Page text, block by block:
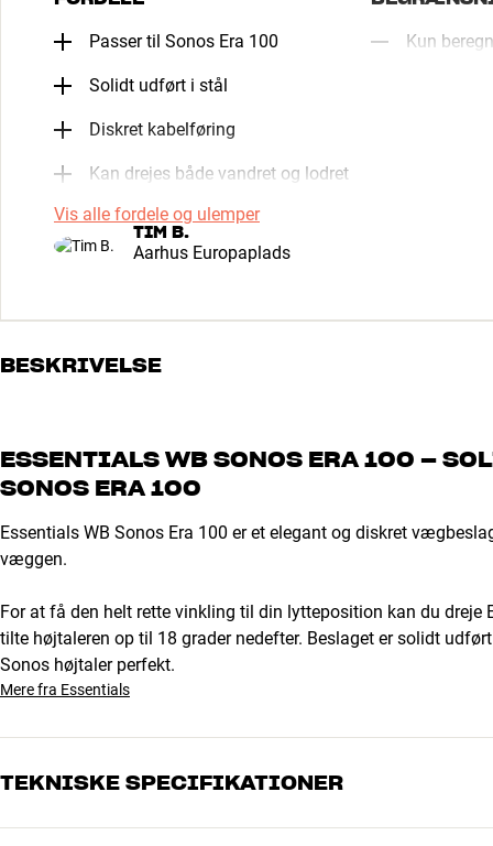
Passer til Sonos Era 100
Solidt udført i stål
Diskret kabelføring
Kan drejes både vandret og lodret
Kun
Vis alle fordele og ulemper
TIM B.
Aarhus Europaplads
BESKRIVELSE
ESSENTIALS WB SONOS ERA 100 –
SONOS ERA 100
Essentials WB Sonos Era 100 er et elegant og diskret
væggen.
For at få den helt rette vinkling til din lytteposition kan du dreje
tilte højtaleren op til 18 grader nedefter. Beslaget er solidt
Sonos højtaler perfekt.
Mere fra Essentials
TEKNISKE SPECIFIKATIONER